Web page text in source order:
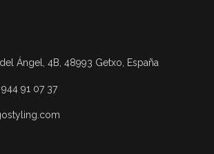
Ángel, 4B, 48993 Getxo, España
944 91 07 37